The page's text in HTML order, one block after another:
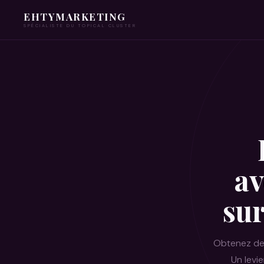
EHTYMARKETING
SPÉCIALISTE DU TOPICAL CLUSTER
Obtenez
Un